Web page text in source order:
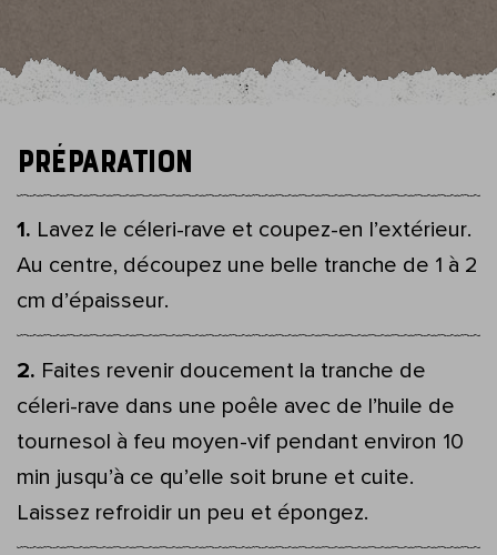
PRÉPARATION
Lavez le céleri-rave et coupez-en l’extérieur.
Au centre, découpez une belle tranche de 1 à 2
cm d’épaisseur.
Faites revenir doucement la tranche de
céleri-rave dans une poêle avec de l’huile de
tournesol à feu moyen-vif pendant environ 10
min jusqu’à ce qu’elle soit brune et cuite.
Laissez refroidir un peu et épongez.